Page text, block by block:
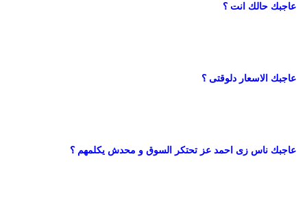
عاجبك حالك انت ؟
عاجبك الاسعار دلوقتى ؟
عاجبك ناس زى احمد عز تحتكر السوق و محدش يكلمهم ؟